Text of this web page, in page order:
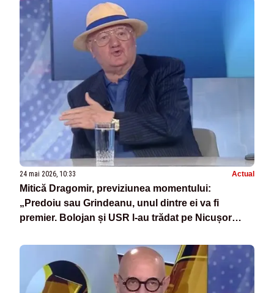
24 mai 2026, 10:33 Actual
Mitică Dragomir, previziunea momentului:
„Predoiu sau Grindeanu, unul dintre ei va fi
premier. Bolojan și USR l-au trădat pe Nicușor